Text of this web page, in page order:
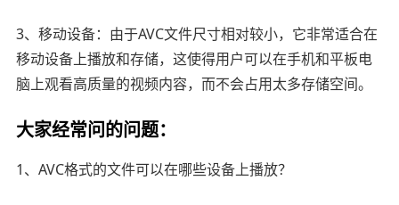
3、移动设备：由于AVC文件尺寸相对较小，它非常适合在
移动设备上播放和存储，这使得用户可以在手机和平板电
脑上观看高质量的视频内容，而不会占用太多存储空间。
大家经常问的问题：
1、AVC格式的文件可以在哪些设备上播放？